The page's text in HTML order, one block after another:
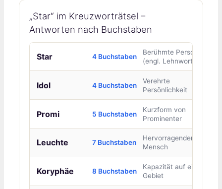
„Star“ im Kreuzworträtsel –
Antworten nach Buchstaben
Star 4 Buchstaben
Berühmte Person
(engl. Lehnwort)
Idol 4 Buchstaben
Verehrte
Persönlichkeit
Promi 5 Buchstaben
Kurzform von
Prominenter
Leuchte 7 Buchstaben
Hervorragender
Mensch
Koryphäe 8 Buchstaben
Kapazität auf einem
Gebiet